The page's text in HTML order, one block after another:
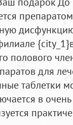
полового
для
таблетки
в